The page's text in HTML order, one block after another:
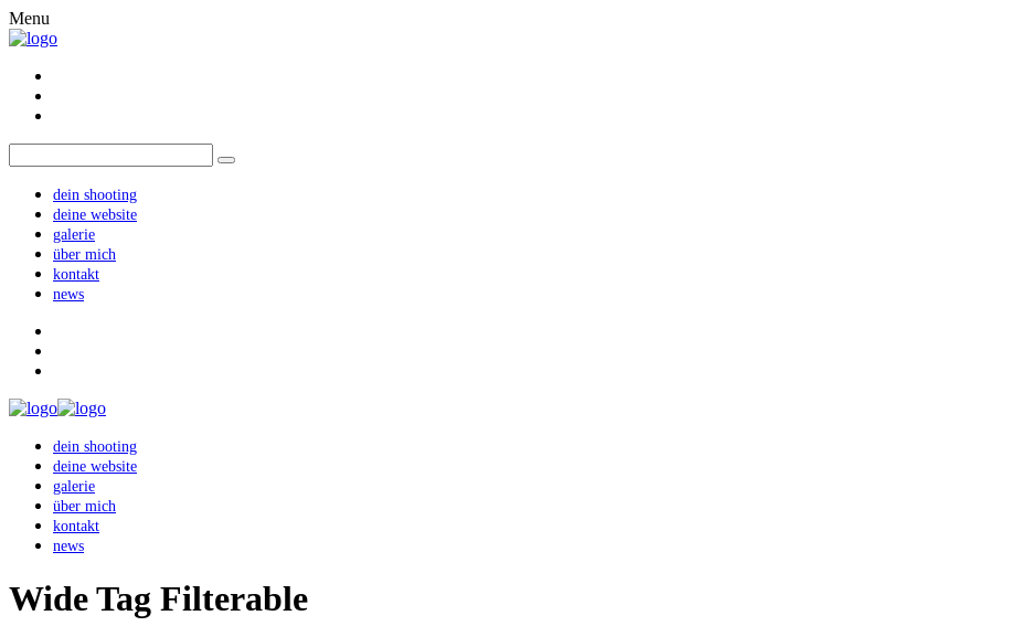
Menu
dein shooting
deine website
galerie
über mich
kontakt
news
dein shooting
deine website
galerie
über mich
kontakt
news
Wide Tag Filterable